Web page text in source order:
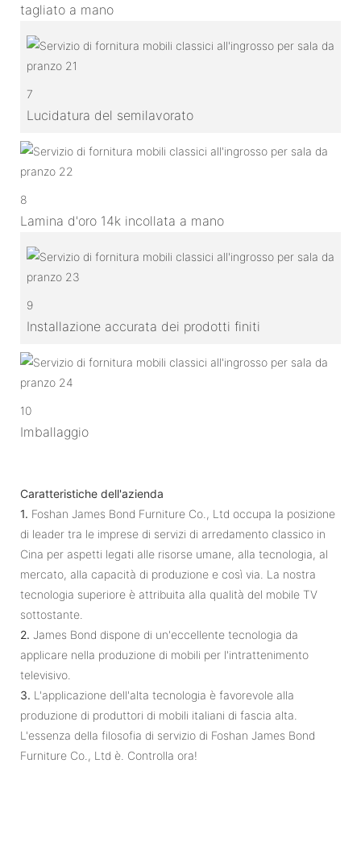
tagliato a mano
7
Lucidatura del semilavorato
8
Lamina d'oro 14k incollata a mano
9
Installazione accurata dei prodotti finiti
10
Imballaggio
Caratteristiche dell'azienda
1. Foshan James Bond Furniture Co., Ltd occupa la posizione
di leader tra le imprese di servizi di arredamento classico in
Cina per aspetti legati alle risorse umane, alla tecnologia, al
mercato, alla capacità di produzione e così via. La nostra
tecnologia superiore è attribuita alla qualità del mobile TV
sottostante.
2. James Bond dispone di un'eccellente tecnologia da
applicare nella produzione di mobili per l'intrattenimento
televisivo.
3. L'applicazione dell'alta tecnologia è favorevole alla
produzione di produttori di mobili italiani di fascia alta.
L'essenza della filosofia di servizio di Foshan James Bond
Furniture Co., Ltd è. Controlla ora!